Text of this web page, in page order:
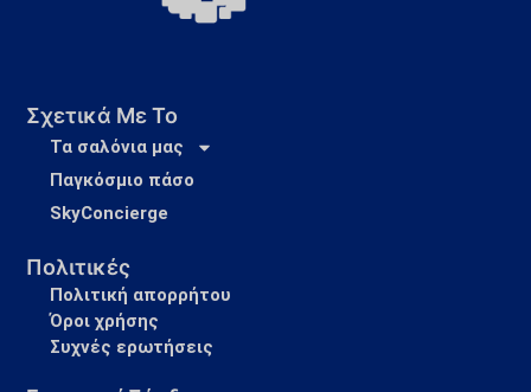
Σχετικά Με Το
Τα σαλόνια μας
Παγκόσμιο πάσο
SkyConcierge
Πολιτικές
Πολιτική απορρήτου
Όροι χρήσης
Συχνές ερωτήσεις